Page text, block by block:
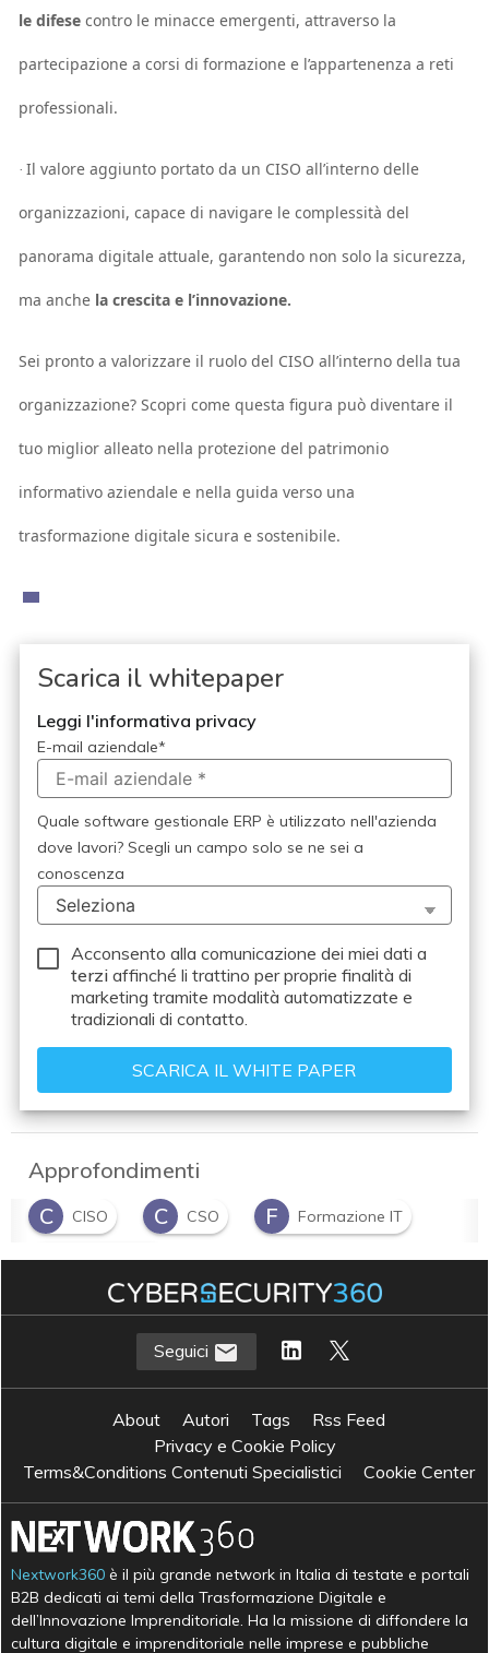
le difese contro le minacce emergenti, attraverso la
partecipazione a corsi di formazione e l’appartenenza a reti
professionali.
· Il valore aggiunto portato da un CISO all’interno delle
organizzazioni, capace di navigare le complessità del
panorama digitale attuale, garantendo non solo la sicurezza,
ma anche la crescita e l’innovazione.
Sei pronto a valorizzare il ruolo del CISO all’interno della tua
organizzazione? Scopri come questa figura può diventare il
tuo miglior alleato nella protezione del patrimonio
informativo aziendale e nella guida verso una
trasformazione digitale sicura e sostenibile.
Scarica il whitepaper
Leggi l'informativa privacy
E-mail aziendale*
Quale software gestionale ERP è utilizzato nell'azienda
dove lavori? Scegli un campo solo se ne sei a
conoscenza
Acconsento alla comunicazione dei miei dati a
terzi affinché li trattino per proprie finalità di
marketing tramite modalità automatizzate e
tradizionali di contatto.
Approfondimenti
C
CISO C CSO F Formazione IT
S Skill security
Seguici
About Autori Tags
Rss Feed
Privacy e Cookie Policy
Terms&Conditions Contenuti Specialistici
Cookie Center
Nextwork360 è il più grande network in Italia di testate e portali
B2B dedicati ai temi della Trasformazione Digitale e
dell’Innovazione Imprenditoriale. Ha la missione di diffondere la
cultura digitale e imprenditoriale nelle imprese e pubbliche